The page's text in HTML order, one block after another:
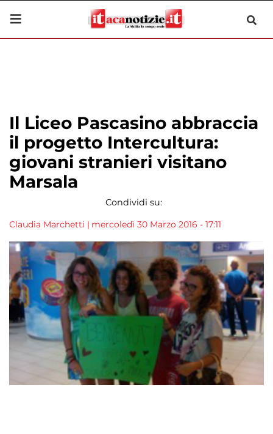
Il Liceo Pascasino abbraccia
il progetto Intercultura:
giovani stranieri visitano
Marsala
Condividi su:
Claudia Marchetti | mercoledì 30 Marzo 2016 - 17:11